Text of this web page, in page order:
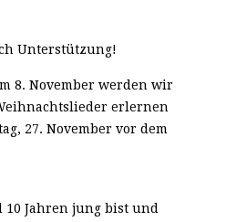
Unterstützung!
8. November werden wir
erlernen
27. November vor dem
Jahren jung bist und